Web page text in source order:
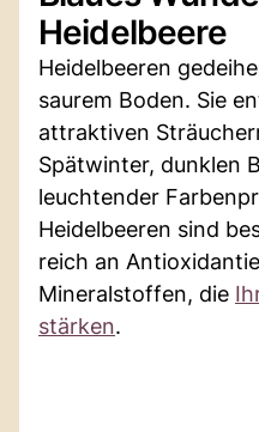
Heidelbeere
Heidelbeeren
saurem Boden. Sie
attraktiven
Spätwinter, dunklen
leuchtender
Heidelbeeren sind
reich an
Mineralstoffen, die
stärken.